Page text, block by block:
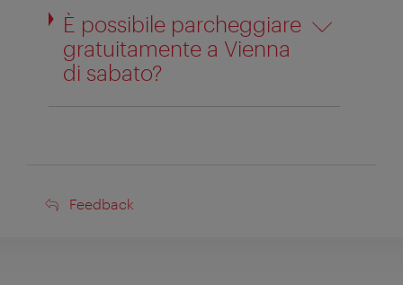
È possibile parcheggiare
gratuitamente a Vienna
di sabato?
Feedback
Feedback